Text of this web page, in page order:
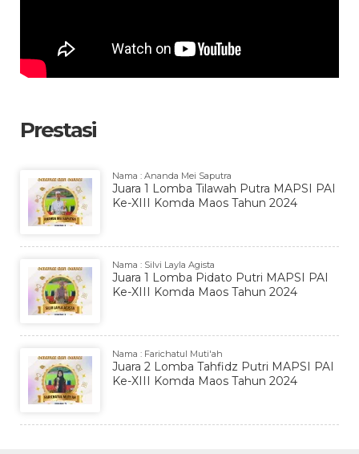
Prestasi
Nama : Ananda Mei Saputra
Juara 1 Lomba Tilawah Putra MAPSI PAI
Ke-XIII Komda Maos Tahun 2024
Nama : Silvi Layla Agista
Juara 1 Lomba Pidato Putri MAPSI PAI
Ke-XIII Komda Maos Tahun 2024
Nama : Farichatul Muti'ah
Juara 2 Lomba Tahfidz Putri MAPSI PAI
Ke-XIII Komda Maos Tahun 2024